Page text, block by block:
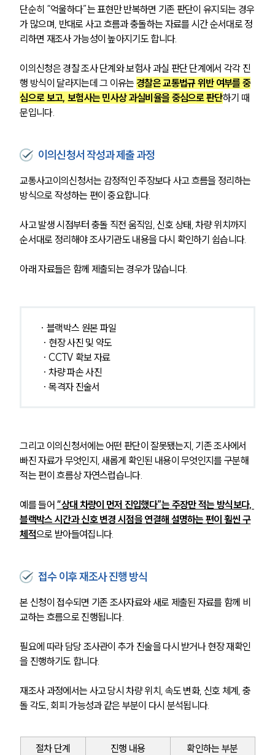
단순히 “억울하다”는 표현만 반복하면 기존 판단이 유지되는 경우
가 많으며, 반대로 사고 흐름과 충돌하는 자료를 시간 순서대로 정
리하면 재조사 가능성이 높아지기도 합니다.
이의신청은 경찰 조사 단계와 보험사 과실 판단 단계에서 각각 진
행 방식이 달라지는데 그 이유는 경찰은 교통법규 위반 여부를 중
심으로 보고, 보험사는 민사상 과실비율을 중심으로 판단하기 때
문입니다.
이의신청서 작성과 제출 과정
교통사고이의신청서는 감정적인 주장보다 사고 흐름을 정리하는
방식으로 작성하는 편이 중요합니다.
사고 발생 시점부터 충돌 직전 움직임, 신호 상태, 차량 위치까지
순서대로 정리해야 조사기관도 내용을 다시 확인하기 쉽습니다.
아래 자료들은 함께 제출되는 경우가 많습니다.
· 블랙박스 원본 파일
· 현장 사진 및 약도
· CCTV 확보 자료
· 차량 파손 사진
· 목격자 진술서
그리고 이의신청서에는 어떤 판단이 잘못됐는지, 기존 조사에서
빠진 자료가 무엇인지, 새롭게 확인된 내용이 무엇인지를 구분해
적는 편이 흐름상 자연스럽습니다.
예를 들어 “상대 차량이 먼저 진입했다”는 주장만 적는 방식보다,
블랙박스 시간과 신호 변경 시점을 연결해 설명하는 편이 훨씬 구
체적으로 받아들여집니다.
접수 이후 재조사 진행 방식
본 신청이 접수되면 기존 조사자료와 새로 제출된 자료를 함께 비
교하는 흐름으로 진행됩니다.
필요에 따라 담당 조사관이 추가 진술을 다시 받거나 현장 재확인
을 진행하기도 합니다.
재조사 과정에서는 사고 당시 차량 위치, 속도 변화, 신호 체계, 충
돌 각도, 회피 가능성과 같은 부분이 다시 분석됩니다.
절차 단계 진행 내용
확인하는 부분